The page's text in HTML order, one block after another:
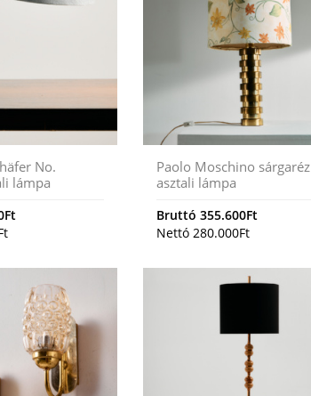
No.
lámpa
Ft
Paolo Moschino sárgaréz
asztali lámpa
Bruttó355.600Ft
Nettó280.000Ft